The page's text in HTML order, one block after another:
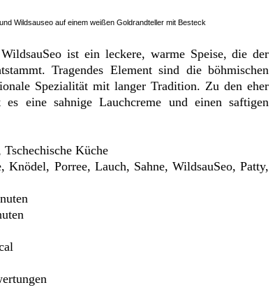
Wildsauseo auf einem weißen Goldrandteller mit Besteck
ist ein leckere, warme Speise, die der
Tragendes Element sind die böhmischen
Spezialität mit langer Tradition. Zu den eher
eine sahnige Lauchcreme und einen saftigen
Tschechische Küche
Knödel, Porree, Lauch, Sahne, WildsauSeo, Patty,